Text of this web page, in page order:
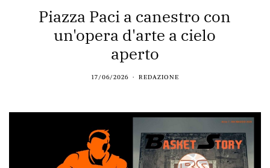
Piazza Paci a canestro con
un'opera d'arte a cielo
aperto
17/06/2026 REDAZIONE